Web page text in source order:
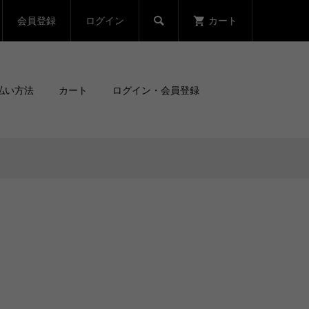
会員登録 ログイン  カート
い方法 カート ログイン・会員登録